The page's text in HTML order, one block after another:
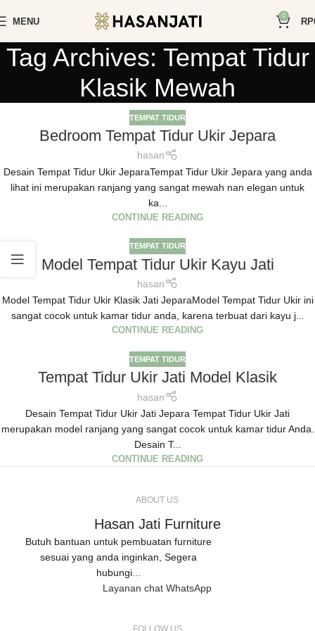
MENU
0
RP
Tag Archives: Tempat Tidur
Klasik Mewah
TEMPAT TIDUR
Bedroom Tempat Tidur Ukir Jepara
hasan
Desain Tempat Tidur Ukir JeparaTempat Tidur Ukir Jepara yang anda
lihat ini merupakan ranjang yang sangat mewah nan elegan untuk
ka...
CONTINUE READING
TEMPAT TIDUR
Model Tempat Tidur Ukir Kayu Jati
hasan
Model Tempat Tidur Ukir Klasik Jati JeparaModel Tempat Tidur Ukir ini
sangat cocok untuk kamar tidur anda, karena terbuat dari kayu j...
CONTINUE READING
TEMPAT TIDUR
Tempat Tidur Ukir Jati Model Klasik
hasan
Desain Tempat Tidur Ukir Jati Jepara Tempat Tidur Ukir Jati
merupakan model ranjang yang sangat cocok untuk kamar tidur Anda.
Desain T...
CONTINUE READING
ABOUT US
Hasan Jati Furniture
Butuh bantuan untuk pembuatan furniture
sesuai yang anda inginkan, Segera
hubungi...
Layanan chat WhatsApp
FOLLOW US